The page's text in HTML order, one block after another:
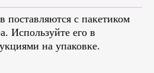
поставляются с пакетиком
Используйте его в
на упаковке.